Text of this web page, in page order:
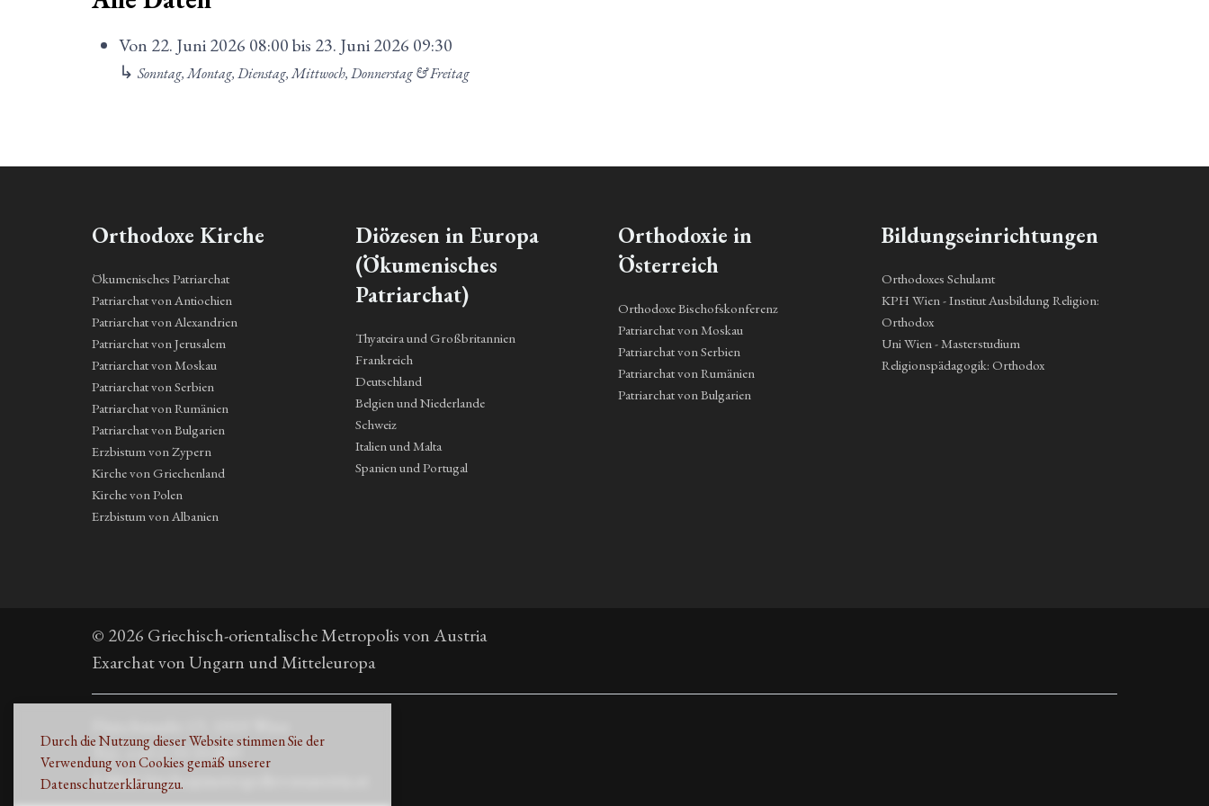
Durch die Nutzung dieser Website stimmen Sie der
Verwendung von Cookies gemäß unserer
Datenschutzerklärungzu.
Von 22. Juni 2026 08:00bis 23. Juni 2026 09:30
↳ Sonntag, Montag, Dienstag, Mittwoch, Donnerstag & Freitag
Orthodoxe Kirche
Ökumenisches Patriarchat
Patriarchat von Antiochien
Patriarchat von Alexandrien
Patriarchat von Jerusalem
Patriarchat von Moskau
Patriarchat von Serbien
Patriarchat von Rumänien
Patriarchat von Bulgarien
Erzbistum von Zypern
Kirche von Griechenland
Kirche von Polen
Erzbistum von Albanien
Diözesen in Europa
(Ökumenisches
Patriarchat)
Thyateira und Großbritannien
Frankreich
Deutschland
Belgien und Niederlande
Schweiz
Italien und Malta
Spanien und Portugal
Orthodoxie in
Österreich
Orthodoxe Bischofskonferenz
Patriarchat von Moskau
Patriarchat von Serbien
Patriarchat von Rumänien
Patriarchat von Bulgarien
Bildungseinrichtungen
Orthodoxes Schulamt
KPH Wien - Institut Ausbildung Religion:
Orthodox
Uni Wien - Masterstudium
Religionspädagogik: Orthodox
© 2026 Griechisch-orientalische Metropolis von Austria
Exarchat von Ungarn und Mitteleuropa
Τηλ. +43 1 53 33 889
E-Mail: kirche@metropolisvonaustria.at